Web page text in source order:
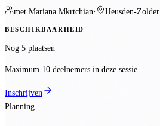
met Mariana Mkrtchian· Heusden-Zolder
BESCHIKBAARHEID
Nog 5 plaatsen
Maximum 10 deelnemers in deze sessie.
Inschrijven
Planning